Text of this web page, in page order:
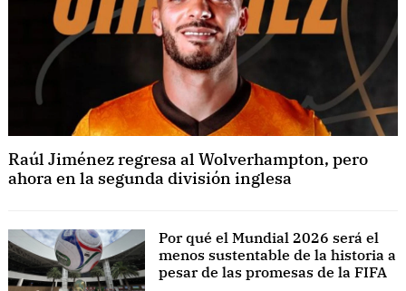
Raúl Jiménez regresa al Wolverhampton, pero
ahora en la segunda división inglesa
Por qué el Mundial 2026 será el
menos sustentable de la historia a
pesar de las promesas de la FIFA